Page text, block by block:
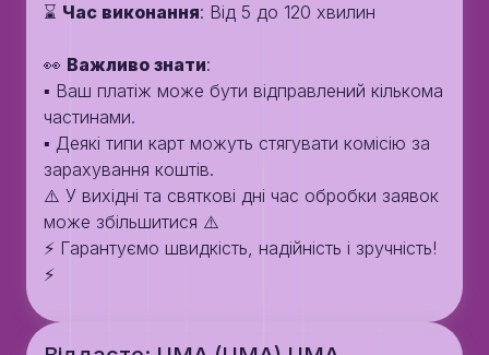
⌛️ Час виконання: Від 5 до 120 хвилин
👀 Важливо знати:
▪️ Ваш платіж може бути відправлений кількома
частинами.
▪️ Деякі типи карт можуть стягувати комісію за
зарахування коштів.
⚠️ У вихідні та святкові дні час обробки заявок
може збільшитися ⚠️
⚡️ Гарантуємо швидкість, надійність і зручність!
⚡️